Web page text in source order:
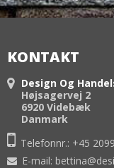
KONTAKT
Design Og
Højsagervej 2
6920 Videbæk
Danmark
Telefonnr.: +45
E-mail: